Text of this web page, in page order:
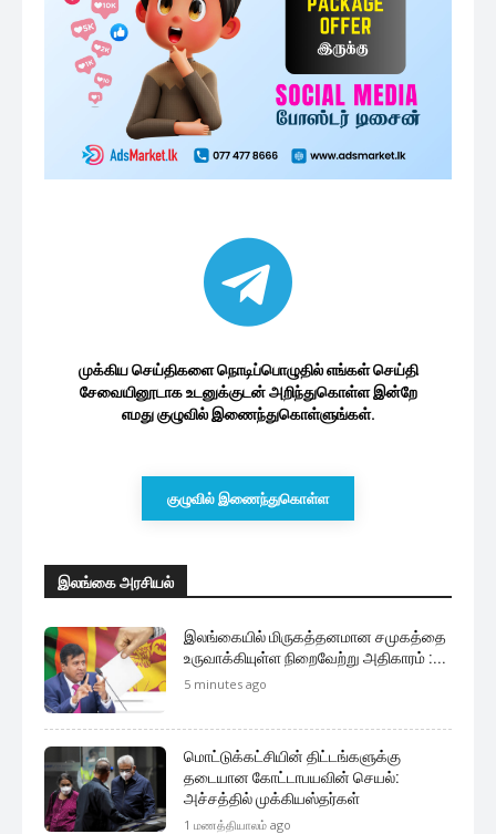
முக்கிய செய்திகளை நொடிப்பொழுதில் எங்கள் செய்தி
சேவையினூடாக உடனுக்குடன் அறிந்துகொள்ள இன்றே
எமது குழுவில் இணைந்துகொள்ளுங்கள்.
குழுவில் இணைந்துகொள்ள
இலங்கை அரசியல்
இலங்கையில் மிருகத்தனமான சமுகத்தை
உருவாக்கியுள்ள நிறைவேற்று அதிகாரம் :...
5 minutes ago
மொட்டுக்கட்சியின் திட்டங்களுக்கு
தடையான கோட்டாபயவின் செயல்:
அச்சத்தில் முக்கியஸ்தர்கள்
1 மணத்தியாலம் ago